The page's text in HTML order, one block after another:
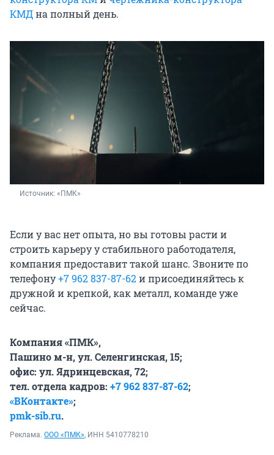
КМДна полный день.
Источник: «ПМК»
Если у вас нет опыта, но вы готовы расти и
строить карьеру у стабильного работодателя,
компания предоставит такой шанс. Звоните по
телефону+7 962 837-87-62и присоединяйтесь к
дружной и крепкой, как металл, команде уже
сейчас.
Компания «ПМК»,
Пашино м-н, ул. Селенгинская, 15;
офис: ул. Ядринцевская, 72;
тел. отдела кадров: +7 962 837-87-62;
«ВКонтакте»;
pmk-sib.ru.
Реклама. ООО «ПМК», ИНН 5410778210